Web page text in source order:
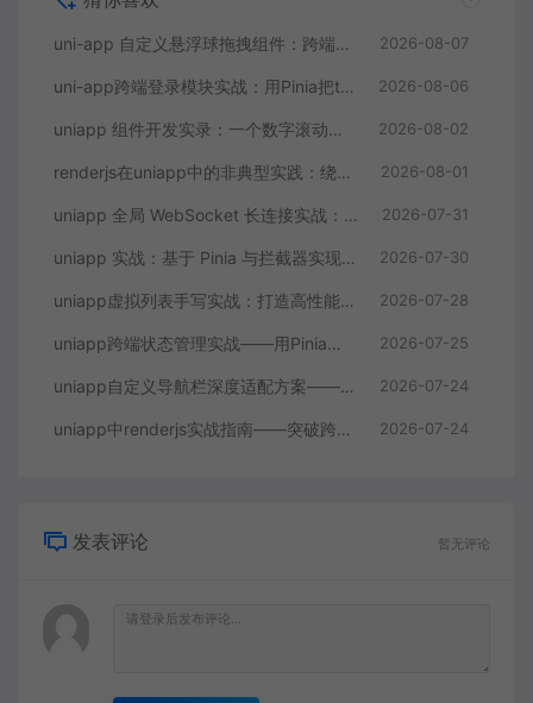
uni-app 自定义悬浮球拖拽组件：跨端兼容与边界处理实录 2026-08-07
uni-app跨端登录模块实战：用Pinia把token管理做到优雅且持久 2026-08-06
uniapp 组件开发实录：一个数字滚动动画，我为什么坚决不用 setInterval 2026-08-02
renderjs在uniapp中的非典型实践：绕过跨端通信瓶颈构建实时数据大屏 2026-08-01
uniapp 全局 WebSocket 长连接实战：心跳重连与订单实时推送的完整方案 2026-07-31
uniapp 实战：基于 Pinia 与拦截器实现 JWT 无感刷新与 API 统一封装 2026-07-30
uniapp虚拟列表手写实战：打造高性能无限滚动列表组件 2026-07-28
uniapp跨端状态管理实战——用Pinia拆解多端共享与差异化的困局 2026-07-25
uniapp自定义导航栏深度适配方案——揪出多端差异的隐藏规则 2026-07-24
uniapp中renderjs实战指南——突破跨平台性能瓶颈的隐秘利器 2026-07-24
发表评论 暂无评论